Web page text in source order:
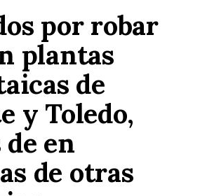
por robar
plantas
de
y Toledo,
de en
de otras